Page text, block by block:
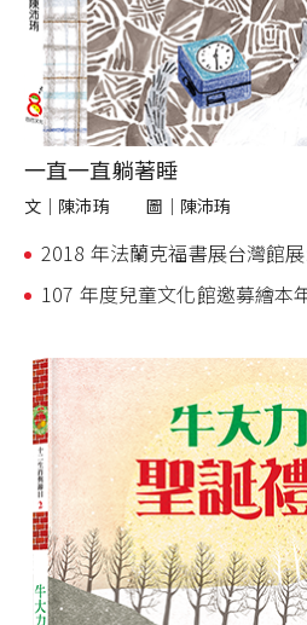
一直一直躺著睡
文｜ 陳沛珛 圖｜ 陳沛珛
2018 年法蘭克福書展台灣館
107 年度兒童文化館邀募繪本